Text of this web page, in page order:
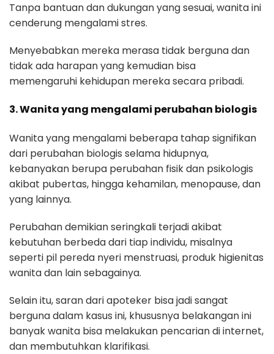
Tanpa bantuan dan dukungan yang sesuai, wanita ini
cenderung mengalami stres.
Menyebabkan mereka merasa tidak berguna dan
tidak ada harapan yang kemudian bisa
memengaruhi kehidupan mereka secara pribadi.
3. Wanita yang mengalami perubahan biologis
Wanita yang mengalami beberapa tahap signifikan
dari perubahan biologis selama hidupnya,
kebanyakan berupa perubahan fisik dan psikologis
akibat pubertas, hingga kehamilan, menopause, dan
yang lainnya.
Perubahan demikian seringkali terjadi akibat
kebutuhan berbeda dari tiap individu, misalnya
seperti pil pereda nyeri menstruasi, produk higienitas
wanita dan lain sebagainya.
Selain itu, saran dari apoteker bisa jadi sangat
berguna dalam kasus ini, khususnya belakangan ini
banyak wanita bisa melakukan pencarian di internet,
dan membutuhkan klarifikasi.